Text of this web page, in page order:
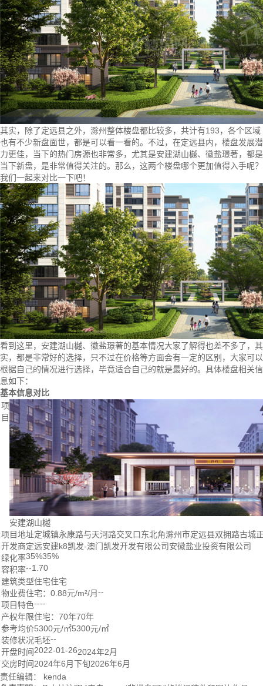
其实，除了定远县之外，滁州整体楼盘都比较多，共计有193，各个区域
也有不少新盘面世，都是可以看一看的。不过，在定远县内，楼盘发展潜
力更佳，当下的热门房源也非常多，尤其是安建湖山樾、 徽盐璟著，都是
当下新盘，是非常值得关注的。那么，这两个楼盘哪个更加值得入手呢？
我们一起来对比一下吧！
看到这里，安建湖山樾、徽盐璟著的基本情况大家了解得也差不多了，其
实，都是非常好的选择，只不过在价格等方面会有一定的区别，大家可以
根据自己的情况进行选择，毕竟适合自己的就是最好的。具体楼盘相关信
息如下：
基本信息对比
项
目
安建湖山樾
项目地址定城镇永康路与天河路交叉口东北角滁州市定远县双拥路古城
开发商定远安建k8凯发-澳门凯发开发有限公司安徽盐业投资有限公司
绿化率35%35%
容积率--1.70
建筑类型住宅住宅
物业费住宅：0.88元/m²/月--
项目特色----
产权年限住宅：70年70年
参考均价5300元/㎡5300元/㎡
装修状况毛坯--
开盘时间2022-01-262024年2月
交房时间2024年6月下旬2026年6月
责任编辑： kenda